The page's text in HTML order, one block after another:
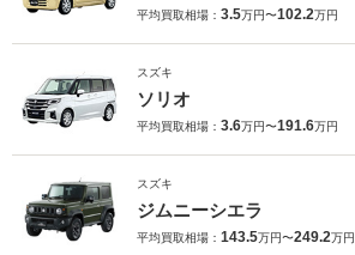
平均買取相場： 3.5万円〜102.2万円
スズキ
ソリオ
平均買取相場： 3.6万円〜191.6万円
スズキ
ジムニーシエラ
平均買取相場： 143.5万円〜249.2万円